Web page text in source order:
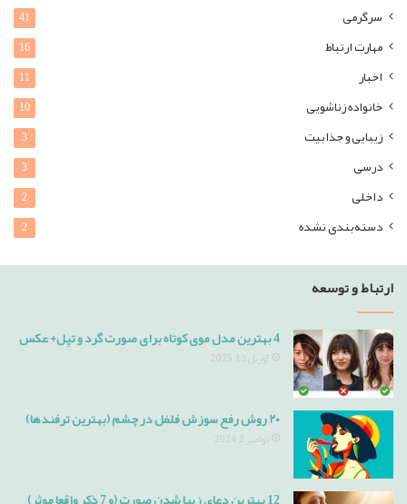
سرگرمی 41
مهارت ارتباط 16
اخبار 11
خانواده زناشویی 10
زیبایی و جذابیت 3
درسی 3
داخلی 2
دسته‌بندی نشده 2
ارتباط و توسعه
4 بهترین مدل موی کوتاه برای صورت گرد و تپل+ عکس
آوریل 13, 2025
۲۰ روش رفع سوزش فلفل در چشم (بهترین ترفندها)
نوامبر 2, 2024